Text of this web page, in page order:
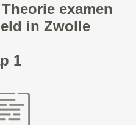
examen
in Zwolle
1